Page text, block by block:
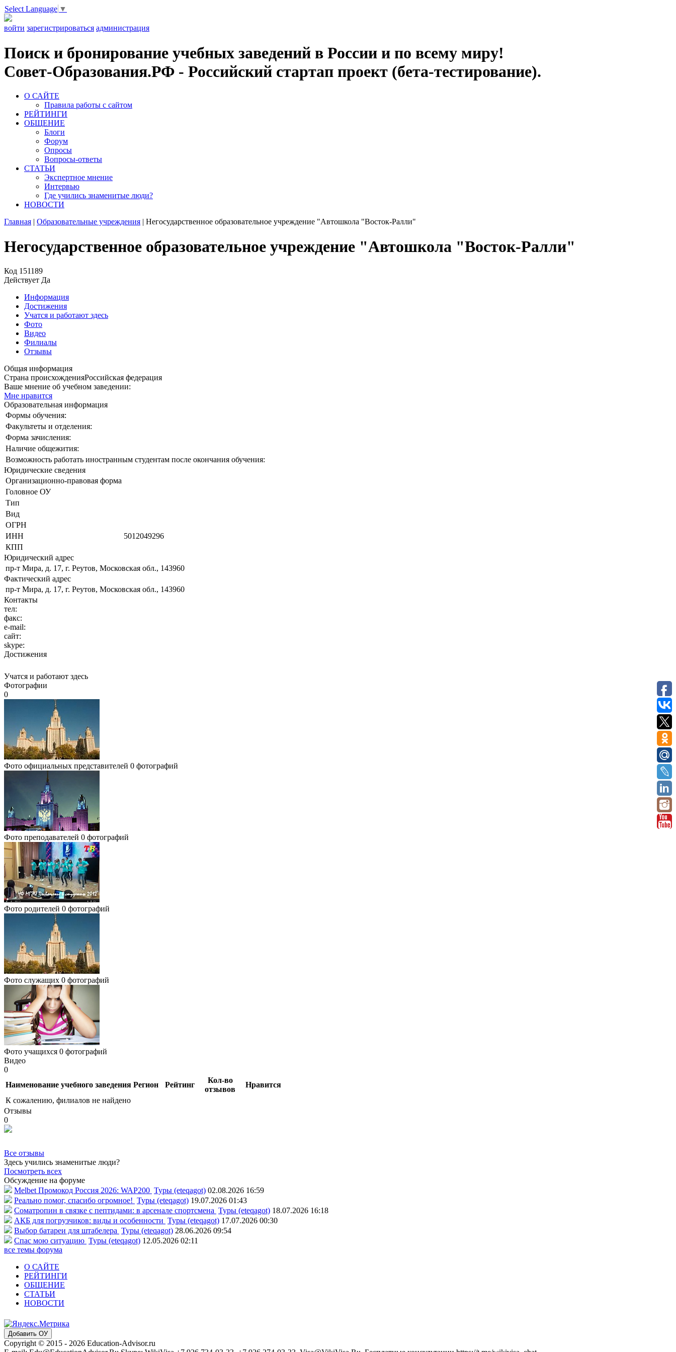
Select Language ▼
войти зарегистрироваться администрация
Поиск и бронирование учебных заведений в России и по всему миру!
Совет-Образования.РФ - Российский стартап проект (бета-тестирование).
О САЙТЕ
Правила работы с сайтом
РЕЙТИНГИ
ОБЩЕНИЕ
Блоги
Форум
Опросы
Вопросы-ответы
СТАТЬИ
Экспертное мнение
Интервью
Где учились знаменитые люди?
НОВОСТИ
Главная | Образовательные учреждения | Негосударственное образовательное учреждение "Автошкола "Восток-Ралли"
Негосударственное образовательное учреждение "Автошкола "Восток-Ралли"
Код 151189
Действует Да
Информация
Достижения
Учатся и работают здесь
Фото
Видео
Филиалы
Отзывы
Общая информация
Страна происхожденияРоссийская федерация
Ваше мнение об учебном заведении:
Мне нравится
Образовательная информация
Формы обучения:
Факультеты и отделения:
Форма зачисления:
Наличие общежития:
Возможность работать иностранным студентам после окончания обучения:
Юридические сведения
Организационно-правовая форма
Головное ОУ
Тип
Вид
ОГРН
ИНН
5012049296
КПП
Юридический адрес
пр-т Мира, д. 17, г. Реутов, Московская обл., 143960
Фактический адрес
пр-т Мира, д. 17, г. Реутов, Московская обл., 143960
Контакты
тел:
факс:
e-mail:
сайт:
skype:
Достижения
Учатся и работают здесь
Фотографии
0
Фото официальных представителей 0 фотографий
Фото преподавателей 0 фотографий
Фото родителей 0 фотографий
Фото служащих 0 фотографий
Фото учащихся 0 фотографий
Видео
0
Наименование учебного заведения Регион Рейтинг
Кол-во
отзывов
Нравится
К сожалению, филиалов не найдено
Отзывы
0
Все отзывы
Здесь учились знаменитые люди?
Посмотреть всех
Обсуждение на форуме
Melbet Промокод Россия 2026: WAP200 Туры (eteqagot) 02.08.2026 16:59
Реально помог, спасибо огромное! Туры (eteqagot) 19.07.2026 01:43
Соматропин в связке с пептидами: в арсенале спортсмена Туры (eteqagot) 18.07.2026 16:18
АКБ для погрузчиков: виды и особенности Туры (eteqagot) 17.07.2026 00:30
Выбор батареи для штабелера Туры (eteqagot) 28.06.2026 09:54
Спас мою ситуацию Туры (eteqagot) 12.05.2026 02:11
все темы форума
О САЙТЕ
РЕЙТИНГИ
ОБЩЕНИЕ
СТАТЬИ
НОВОСТИ
Добавить ОУ
Copyright © 2015 - 2026 Education-Advisor.ru